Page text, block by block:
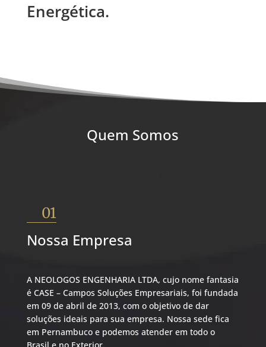
Energética.
Quem Somos
01
Nossa Empresa
A NEOLOGOS ENGENHARIA LTDA, cujo nome fantasia
é CASE – Campos Soluções Empresariais, foi fundada
em 09 de abril de 2013, com o objetivo de dar
soluções ideais para sua empresa. Nossa sede fica
em Pernambuco e podemos atender em todo o